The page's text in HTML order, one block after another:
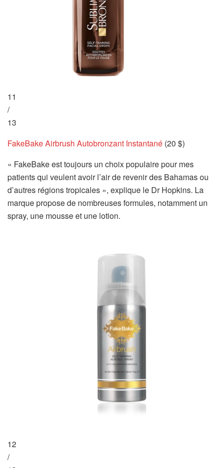
11
/
13
FakeBake Airbrush Autobronzant Instantané (20 $)
« FakeBake est toujours un choix populaire pour mes
patients qui veulent avoir l’air de revenir des Bahamas ou
d’autres régions tropicales », explique le Dr Hopkins. La
marque propose de nombreuses formules, notamment un
spray, une mousse et une lotion.
12
/